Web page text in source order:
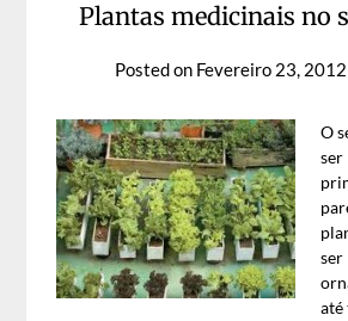
Plantas medicinais no
Posted on Fevereiro 23, 2012
O
ser
ser
até